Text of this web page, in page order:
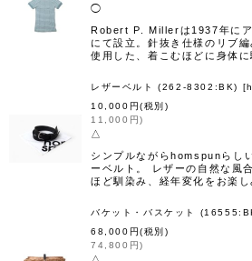
◯
Robert P. Millerは1937年にア
にて設立。針抜き仕様のリブ
使用した、着こむほどに身体
レザーベルト (262-8302:BK) [
10,000 円(税別)
11,000 円)
△
シンプルながらhomspunらし
ーベルト。 レザーの自然な風
ほど馴染み、経年変化をお楽
バケット・バスケット
68,000 円(税別)
74,800 円)